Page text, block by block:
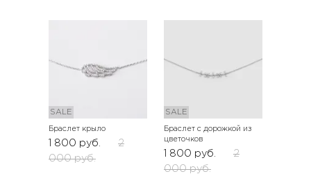
SALE
Браслет крыло
1 800 руб.
2
000 руб.
SALE
Браслет с дорожкой из
цветочков
1 800 руб.
2
000 руб.